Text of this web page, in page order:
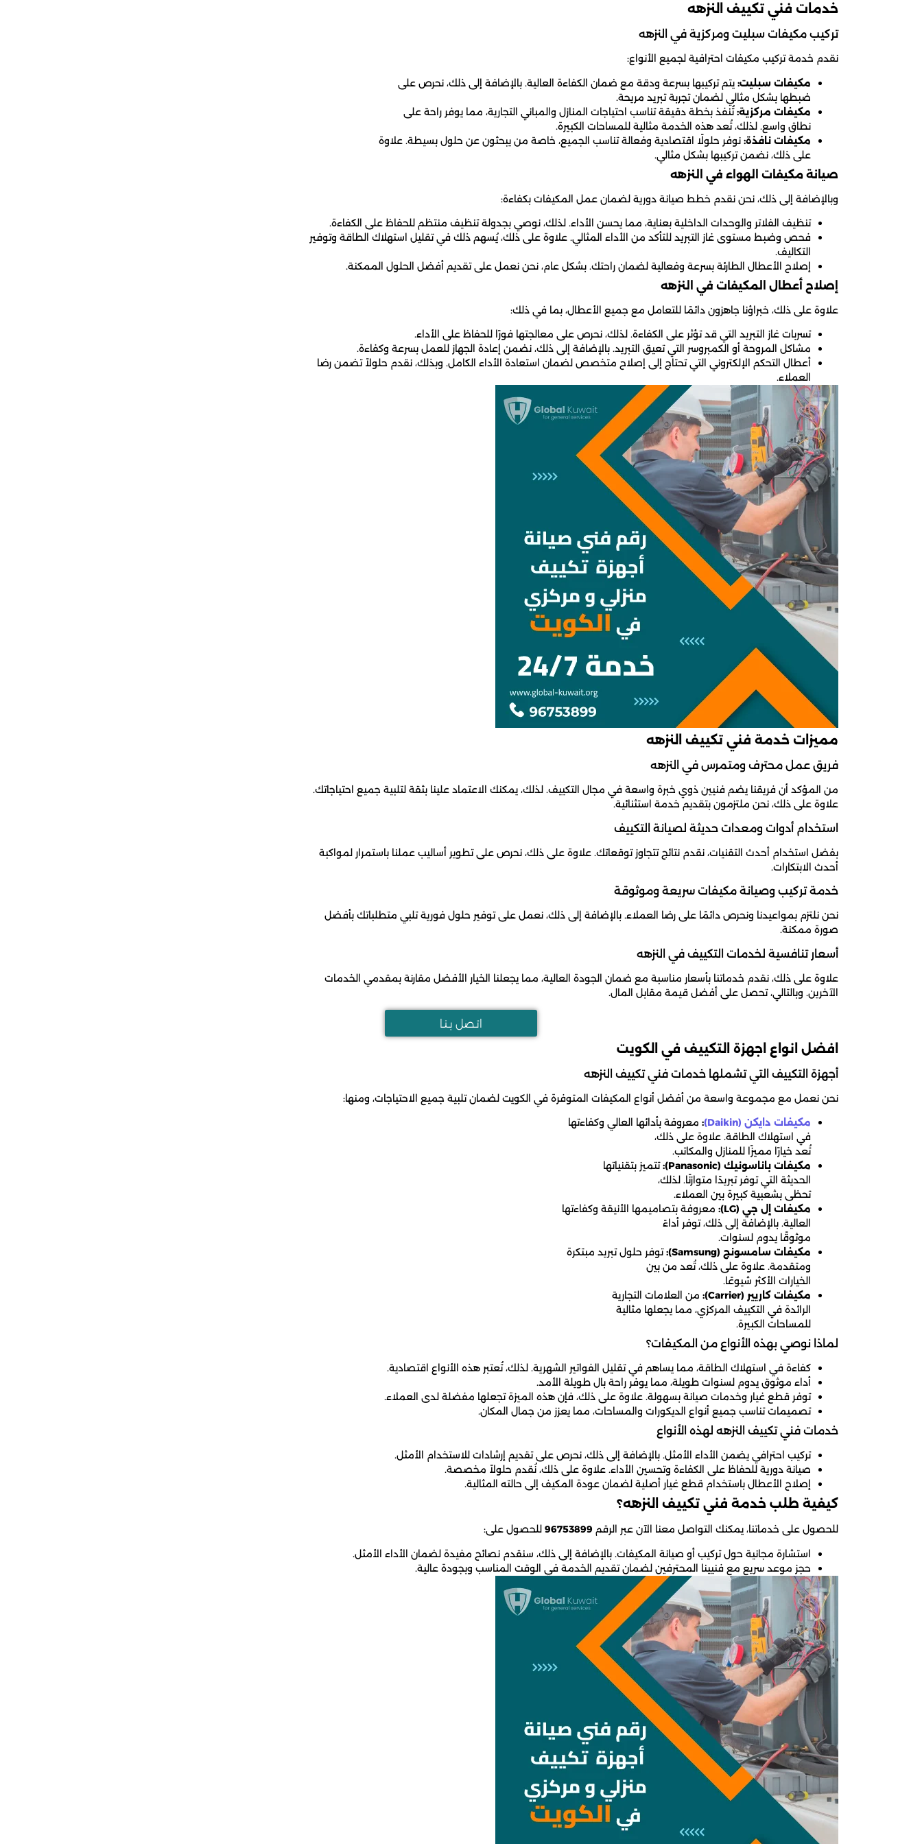
خدمات فني تكييف النزهه
تركيب مكيفات سبليت ومركزية في النزهه
نقدم خدمة تركيب مكيفات احترافية لجميع الأنواع:
مكيفات سبليت: يتم تركيبها بسرعة ودقة مع ضمان الكفاءة العالية. بالإضافة إلى ذلك، نحرص على
ضبطها بشكل مثالي لضمان تجربة تبريد مريحة.
مكيفات مركزية:تُنفذ بخطة دقيقة تناسب احتياجات المنازل والمباني التجارية، مما يوفر راحة على
نطاق واسع. لذلك، تُعد هذه الخدمة مثالية للمساحات الكبيرة.
مكيفات نافذة: نوفر حلولًا اقتصادية وفعالة تناسب الجميع، خاصة من يبحثون عن حلول بسيطة. علاوة
على ذلك، نضمن تركيبها بشكل مثالي.
صيانة مكيفات الهواء في النزهه
وبالإضافة إلى ذلك، نحن نقدم خطط صيانة دورية لضمان عمل المكيفات بكفاءة:
تنظيف الفلاتر والوحدات الداخلية بعناية، مما يحسن الأداء. لذلك، نوصي بجدولة تنظيف منتظم للحفاظ على الكفاءة.
فحص وضبط مستوى غاز التبريد للتأكد من الأداء المثالي. علاوة على ذلك، يُسهم ذلك في تقليل استهلاك الطاقة وتوفير
التكاليف.
إصلاح الأعطال الطارئة بسرعة وفعالية لضمان راحتك. بشكل عام، نحن نعمل على تقديم أفضل الحلول الممكنة.
إصلاح أعطال المكيفات في النزهه
علاوة على ذلك، خبراؤنا جاهزون دائمًا للتعامل مع جميع الأعطال، بما في ذلك:
تسربات غاز التبريد التي قد تؤثر على الكفاءة. لذلك، نحرص على معالجتها فورًا للحفاظ على الأداء.
مشاكل المروحة أو الكمبروسر التي تعيق التبريد. بالإضافة إلى ذلك، نضمن إعادة الجهاز للعمل بسرعة وكفاءة.
أعطال التحكم الإلكتروني التي تحتاج إلى إصلاح متخصص لضمان استعادة الأداء الكامل. وبذلك، نقدم حلولاً تضمن رضا
العملاء.
مميزات خدمة فني تكييف النزهه
فريق عمل محترف ومتمرس في النزهه
من المؤكد أن فريقنا يضم فنيين ذوي خبرة واسعة في مجال التكييف. لذلك، يمكنك الاعتماد علينا بثقة لتلبية جميع احتياجاتك.
علاوة على ذلك، نحن ملتزمون بتقديم خدمة استثنائية.
استخدام أدوات ومعدات حديثة لصيانة التكييف
بفضل استخدام أحدث التقنيات، نقدم نتائج تتجاوز توقعاتك. علاوة على ذلك، نحرص على تطوير أساليب عملنا باستمرار لمواكبة
أحدث الابتكارات.
خدمة تركيب وصيانة مكيفات سريعة وموثوقة
نحن نلتزم بمواعيدنا ونحرص دائمًا على رضا العملاء. بالإضافة إلى ذلك، نعمل على توفير حلول فورية تلبي متطلباتك بأفضل
صورة ممكنة.
أسعار تنافسية لخدمات التكييف في النزهه
علاوة على ذلك، نقدم خدماتنا بأسعار مناسبة مع ضمان الجودة العالية، مما يجعلنا الخيار الأفضل مقارنة بمقدمي الخدمات
الآخرين. وبالتالي، تحصل على أفضل قيمة مقابل المال.
اتـصل بـنـا
افضل انواع اجهزة التكييف في الكويت
أجهزة التكييف التي تشملها خدمات فني تكييف النزهه
نحن نعمل مع مجموعة واسعة من أفضل أنواع المكيفات المتوفرة في الكويت لضمان تلبية جميع الاحتياجات، ومنها:
مكيفات دايكن (Daikin)
: معروفة بأدائها العالي وكفاءتها
في استهلاك الطاقة. علاوة على ذلك،
تُعد خيارًا مميزًا للمنازل والمكاتب.
مكيفات باناسونيك (Panasonic):
تتميز بتقنياتها
الحديثة التي توفر تبريدًا متوازنًا. لذلك،
تحظى بشعبية كبيرة بين العملاء.
مكيفات إل جي (LG):
معروفة بتصاميمها الأنيقة وكفاءتها
العالية. بالإضافة إلى ذلك، توفر أداءً
موثوقًا يدوم لسنوات.
مكيفات سامسونج (Samsung):
توفر حلول تبريد مبتكرة
ومتقدمة. علاوة على ذلك، تُعد من بين
الخيارات الأكثر شيوعًا.
مكيفات كاريير (Carrier):
من العلامات التجارية
الرائدة في التكييف المركزي، مما يجعلها مثالية
للمساحات الكبيرة.
لماذا نوصي بهذه الأنواع من المكيفات؟
كفاءة في استهلاك الطاقة، مما يساهم في تقليل الفواتير الشهرية. لذلك، تُعتبر هذه الأنواع اقتصادية.
أداء موثوق يدوم لسنوات طويلة، مما يوفر راحة بال طويلة الأمد.
توفر قطع غيار وخدمات صيانة بسهولة. علاوة على ذلك، فإن هذه الميزة تجعلها مفضلة لدى العملاء.
تصميمات تناسب جميع أنواع الديكورات والمساحات، مما يعزز من جمال المكان.
خدمات فني تكييف النزهه لهذه الأنواع
تركيب احترافي يضمن الأداء الأمثل. بالإضافة إلى ذلك، نحرص على تقديم إرشادات للاستخدام الأمثل.
صيانة دورية للحفاظ على الكفاءة وتحسين الأداء. علاوة على ذلك، نُقدم حلولاً مخصصة.
إصلاح الأعطال باستخدام قطع غيار أصلية لضمان عودة المكيف إلى حالته المثالية.
كيفية طلب خدمة فني تكييف النزهه؟
للحصول على خدماتنا، يمكنك التواصل معنا الآن عبر الرقم 96753899 للحصول على:
استشارة مجانية حول تركيب أو صيانة المكيفات. بالإضافة إلى ذلك، سنقدم نصائح مفيدة لضمان الأداء الأمثل.
حجز موعد سريع مع فنيينا المحترفين لضمان تقديم الخدمة في الوقت المناسب وبجودة عالية.